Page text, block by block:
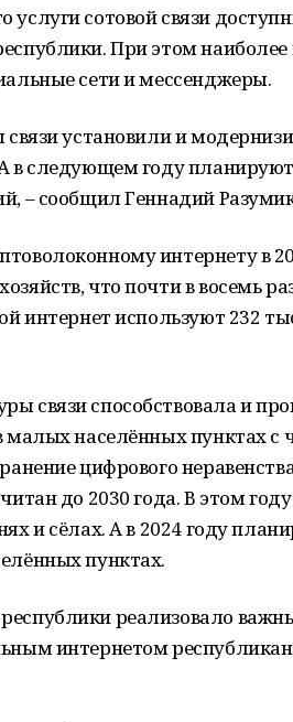
сотовой связи
При этом наиболее
сети и мессенджеры.
связи установили и
в следующем году
– сообщил Геннадий
интернету в
что почти в восемь
интернет используют 232
связи способствовала и
малых населённых пунктах с
цифрового
до 2030 года. В этом
и сёлах. А в 2024 году
пунктах.
реализовало
интернетом